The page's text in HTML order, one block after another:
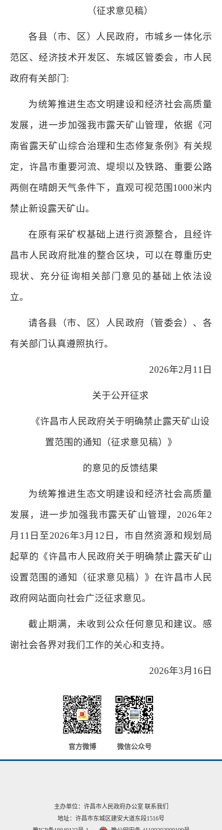
（征求意见稿）
各县（市、区）人民政府，市城乡一体化示
范区、经济技术开发区、东城区管委会，市人民
政府有关部门:
为统筹推进生态文明建设和经济社会高质量
发展，进一步加强我市露天矿山管理，依据《河
南省露天矿山综合治理和生态修复条例》有关规
定，许昌市重要河流、堤坝以及铁路、重要公路
两侧在晴朗天气条件下，直观可视范围1000米内
禁止新设露天矿山。
在原有采矿权基础上进行资源整合，且经许
昌市人民政府批准的整合区块，可以在尊重历史
现状、充分征询相关部门意见的基础上依法设
立。
请各县（市、区）人民政府（管委会）、各
有关部门认真遵照执行。
2026年2月11日
关于公开征求
《许昌市人民政府关于明确禁止露天矿山设
置范围的通知（征求意见稿）》
的意见的反馈结果
为统筹推进生态文明建设和经济社会高质量
发展，进一步加强我市露天矿山管理，2026年2
月11日至2026年3月12日，市自然资源和规划局
起草的《许昌市人民政府关于明确禁止露天矿山
设置范围的通知（征求意见稿）》在许昌市人民
政府网站面向社会广泛征求意见。
截止期满，未收到公众任何意见和建议。感
谢社会各界对我们工作的关心和支持。
2026年3月16日
官方微博 微信公众号
主办单位：许昌市人民政府办公室 联系我们
地址：许昌市东城区建安大道东段1516号